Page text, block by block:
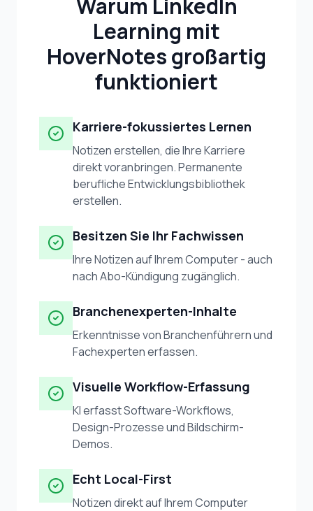
Warum LinkedIn
Learning mit
HoverNotes großartig
funktioniert
Karriere-fokussiertes Lernen
Notizen erstellen, die Ihre Karriere
direkt voranbringen. Permanente
berufliche Entwicklungsbibliothek
erstellen.
Besitzen Sie Ihr Fachwissen
Ihre Notizen auf Ihrem Computer - auch
nach Abo-Kündigung zugänglich.
Branchenexperten-Inhalte
Erkenntnisse von Branchenführern und
Fachexperten erfassen.
Visuelle Workflow-Erfassung
KI erfasst Software-Workflows,
Design-Prozesse und Bildschirm-
Demos.
Echt Local-First
Notizen direkt auf Ihrem Computer